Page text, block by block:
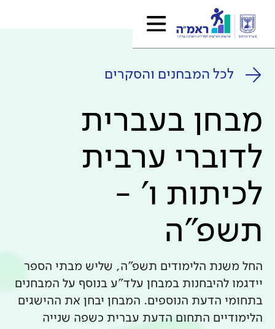
לכל המבחנים והסקרים
מבחן בעברית
לדוברי ערבית
לכיתות ו' -
תשפ"ה
החל משנת הלימודים תשפ"ה, שליש מבתי הספר
יידגמו להיבחנות במבחן עלד"ע בנוסף על המבחנים
בתחומי הדעת הנוספים. המבחן יבחן את ההישגים
הלימודיים התחום הדעת עברית כשפה שנייה